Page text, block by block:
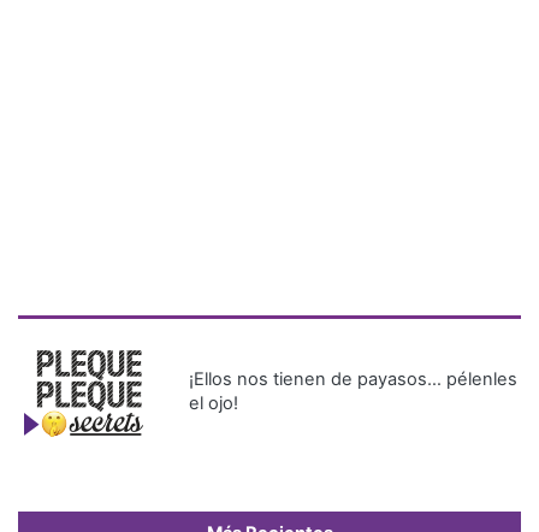
¡Ellos nos tienen de payasos… pélenles
el ojo!